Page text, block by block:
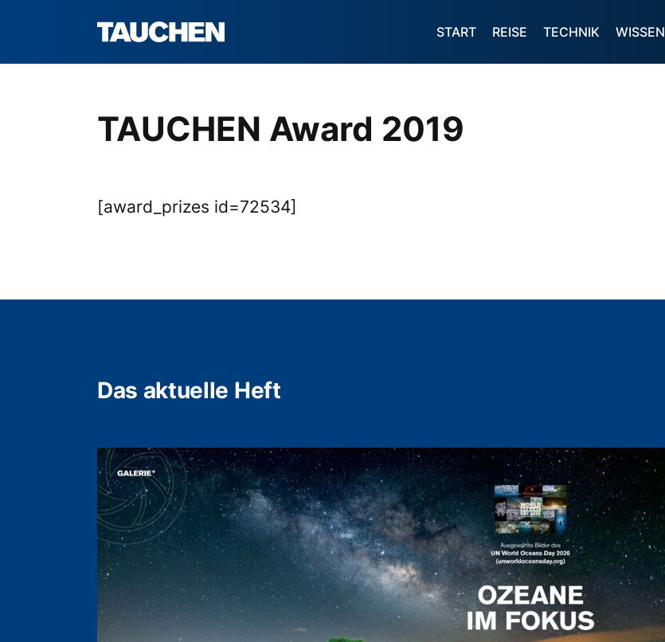
START REISE TECHNIK WISSEN
TAUCHEN Award 2019
[award_prizes id=72534]
Das aktuelle Heft